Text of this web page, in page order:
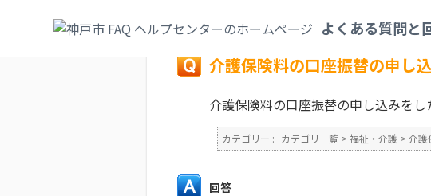
よくある質問と
戻る
介護保険料の口座振替の申し
介護保険料の口座振替の申し込みを
カテゴリー : カテゴリ一覧 > 福祉・介護 > 介護
回答